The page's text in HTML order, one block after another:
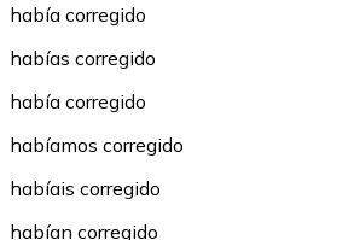
había corregido
habías corregido
había corregido
habíamos corregido
habíais corregido
habían corregido